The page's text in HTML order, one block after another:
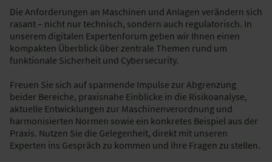
Die Anforderungen an Maschinen und Anlagen verändern sich
rasant – nicht nur technisch, sondern auch regulatorisch. In
unserem digitalen Expertenforum geben wir Ihnen einen
kompakten Überblick über zentrale Themen rund um
funktionale Sicherheit und Cybersecurity.
Freuen Sie sich auf spannende Impulse zur Abgrenzung
beider Bereiche, praxisnahe Einblicke in die Risikoanalyse,
aktuelle Entwicklungen zur Maschinenverordnung und
harmonisierten Normen sowie ein konkretes Beispiel aus der
Praxis. Nutzen Sie die Gelegenheit, direkt mit unseren
Experten ins Gespräch zu kommen und Ihre Fragen zu stellen.